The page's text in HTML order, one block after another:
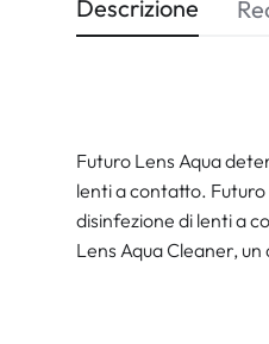
Descrizione
Futuro Lens Aqua
lenti a contatto. Futuro
disinfezione di lenti a
Lens Aqua Cleaner,